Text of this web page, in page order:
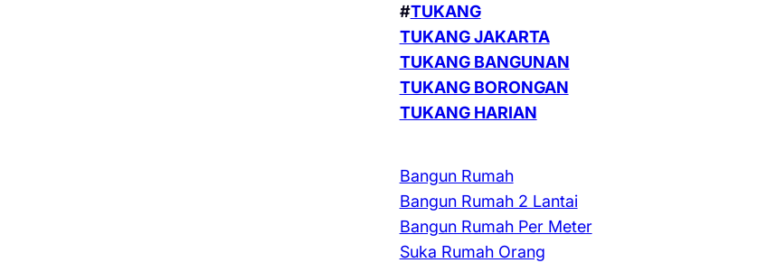
#TUKANG
TUKANG JAKARTA
TUKANG BANGUNAN
TUKANG BORONGAN
TUKANG HARIAN
Bangun Rumah
Bangun Rumah 2 Lantai
Bangun Rumah Per Meter
Suka Rumah Orang